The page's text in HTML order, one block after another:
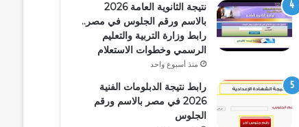
نتيجة الثانوية العامة 2026
بالاسم ورقم الجلوس في مصر..
رابط وزارة التربية والتعليم
الرسمي وخطوات الاستعلام
منذ أسبوع واحد
رابط نتيجة الدبلومات الفنية
2026 في مصر بالاسم ورقم
الجلوس